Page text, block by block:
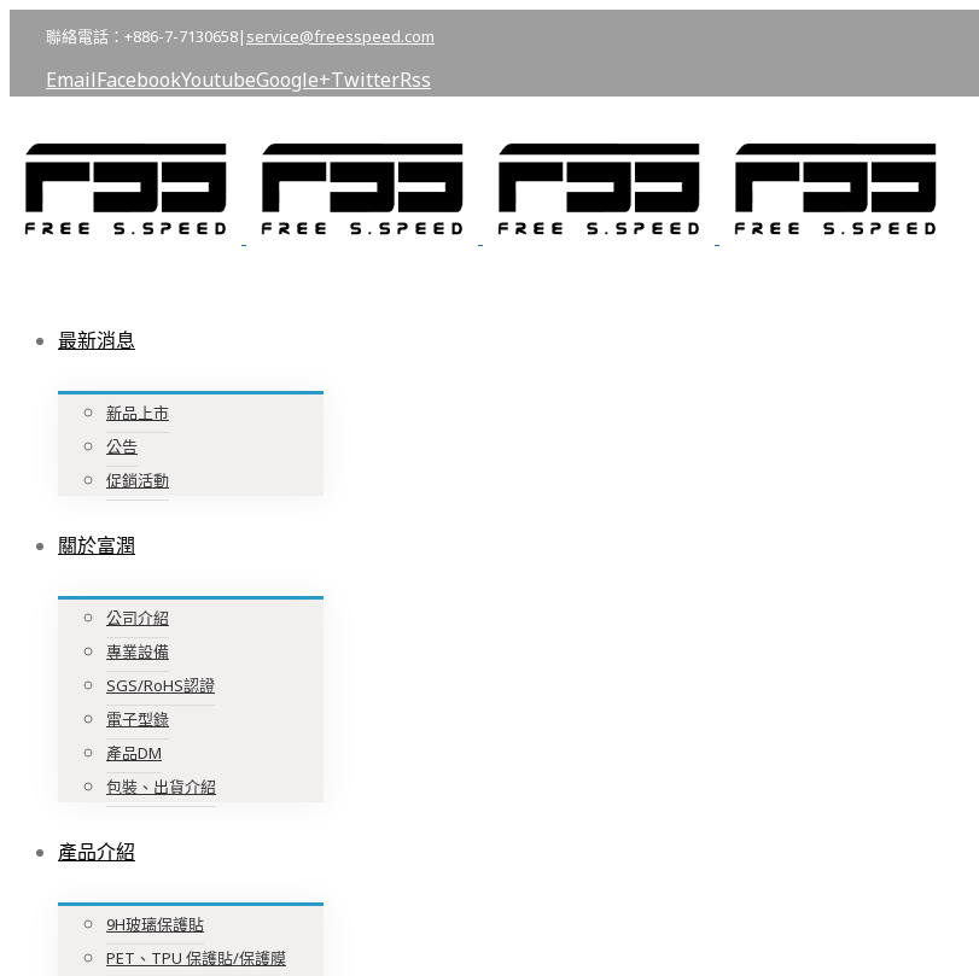
聯絡電話：+886-7-7130658| service@freesspeed.com
EmailFacebookYoutubeGoogle+TwitterRss
最新消息
新品上市
公告
促銷活動
關於富潤
公司介紹
專業設備
SGS/RoHS認證
電子型錄
產品DM
包裝、出貨介紹
產品介紹
9H玻璃保護貼
PET、TPU 保護貼/保護膜